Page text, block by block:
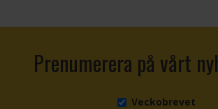
Prenumerera på vårt
Veckobrevet